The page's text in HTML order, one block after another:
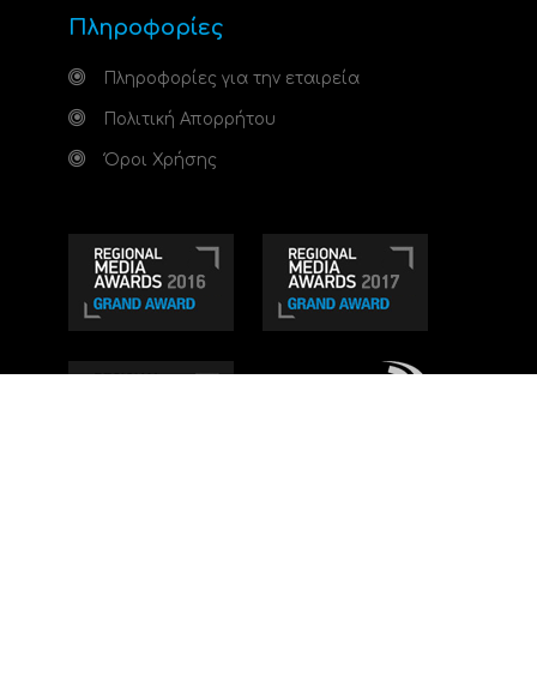
Πληροφορίες
Πληροφορίες για την εταιρεία
Πολιτική Απορρήτου
Όροι Χρήσης